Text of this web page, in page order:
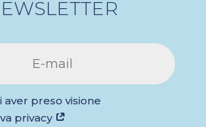
aver preso visione
privacy